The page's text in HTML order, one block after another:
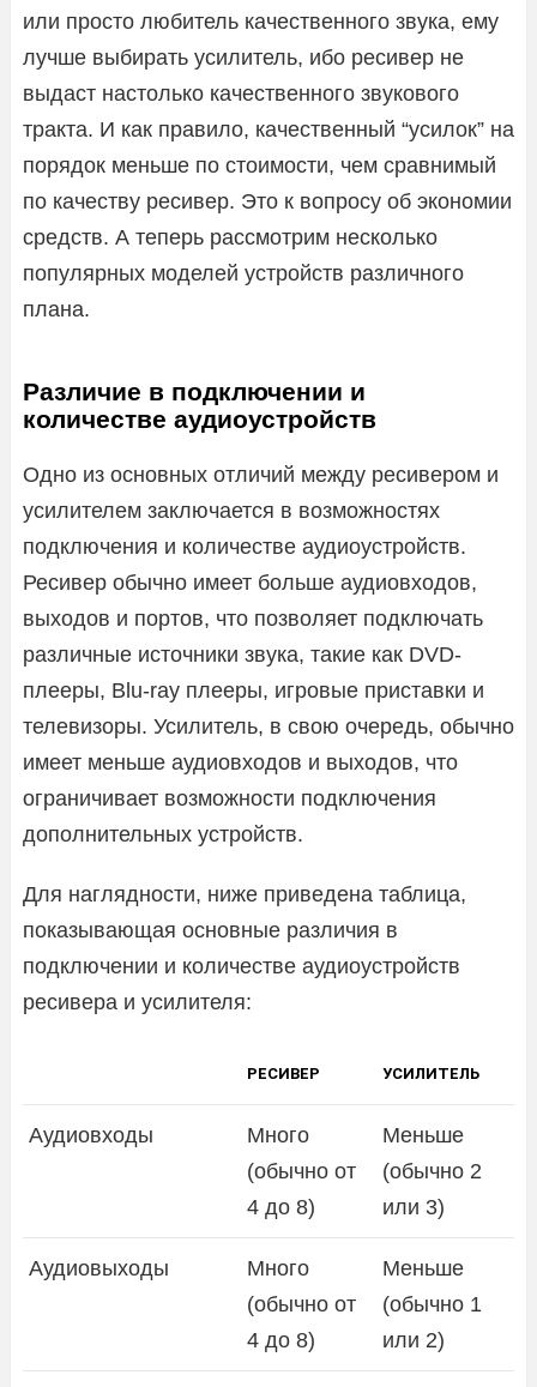
или просто любитель качественного звука, ему
лучше выбирать усилитель, ибо ресивер не
выдаст настолько качественного звукового
тракта. И как правило, качественный “усилок” на
порядок меньше по стоимости, чем сравнимый
по качеству ресивер. Это к вопросу об экономии
средств. А теперь рассмотрим несколько
популярных моделей устройств различного
плана.
Различие в подключении и
количестве аудиоустройств
Одно из основных отличий между ресивером и
усилителем заключается в возможностях
подключения и количестве аудиоустройств.
Ресивер обычно имеет больше аудиовходов,
выходов и портов, что позволяет подключать
различные источники звука, такие как DVD-
плееры, Blu-ray плееры, игровые приставки и
телевизоры. Усилитель, в свою очередь, обычно
имеет меньше аудиовходов и выходов, что
ограничивает возможности подключения
дополнительных устройств.
Для наглядности, ниже приведена таблица,
показывающая основные различия в
подключении и количестве аудиоустройств
ресивера и усилителя:
РЕСИВЕР УСИЛИТЕЛЬ
Аудиовходы
Много
(обычно от
4 до 8)
Меньше
(обычно 2
или 3)
Аудиовыходы
Много
(обычно от
4 до 8)
Меньше
(обычно 1
или 2)